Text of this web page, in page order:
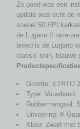
Zo goed was een
update was echt de
soepel 50 EPI
de Lugano II race-
breed is de Lugano
classic-skin, blauwe
Grootte: ETRTO
Type: Vouwband
Rubbermengsel:
Uitvoering: K-
Kleur: Zwart met